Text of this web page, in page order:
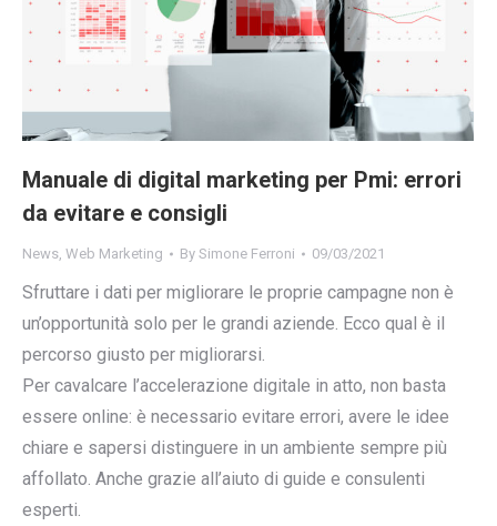
Manuale di digital marketing per Pmi: errori
da evitare e consigli
News, Web Marketing By Simone Ferroni 09/03/2021
Sfruttare i dati per migliorare le proprie campagne non è
un’opportunità solo per le grandi aziende. Ecco qual è il
percorso giusto per migliorarsi.
Per cavalcare l’accelerazione digitale in atto, non basta
essere online: è necessario evitare errori, avere le idee
chiare e sapersi distinguere in un ambiente sempre più
affollato. Anche grazie all’aiuto di guide e consulenti
esperti.